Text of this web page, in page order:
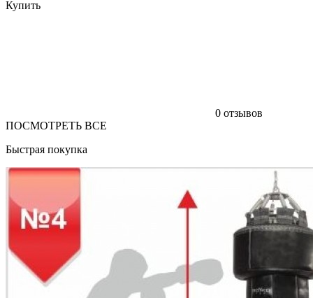
Купить
0 отзывов
ПОСМОТРЕТЬ ВСЕ
Быстрая покупка